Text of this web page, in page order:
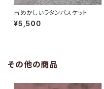
古めかしいラタンバスケット
¥5,500
その他の商品